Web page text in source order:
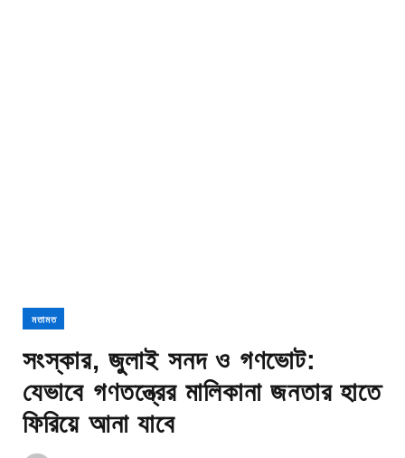
মতামত
সংস্কার, জুলাই সনদ ও গণভোট:
যেভাবে গণতন্ত্রের মালিকানা জনতার হাতে
ফিরিয়ে আনা যাবে